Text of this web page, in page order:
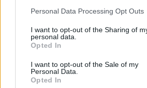
Please note that this website/app uses
not limited to your visit or usage
grant or deny consent to Google and its
use your data for below specified
consent section.
Personal Data Processing Opt Outs
I want to opt-out of the Sharing of
personal data.
Opted In
I want to opt-out of the Sale of my
Personal Data.
Opted In
Meccs Center